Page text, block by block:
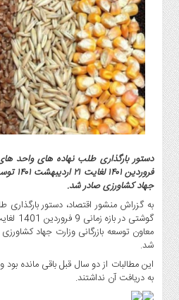
و
شهری
گاز
و
پتروشیمی
صنعت
و
خودرو
استارت
آپ
و
فن
آوری
بانک
،
بیمه
و
جهاد کشاورزی صادر شد.
به گزراش منشور اقتصاد، دستور
معاون توسعه بازرگانی وزارت جهاد
شد.
این مطالبات از دو سال قبل باقی مانده
به دریافت آن نداشتند.